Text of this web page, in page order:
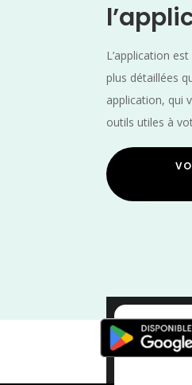
L’application
plus détaillées
application, qui
outils utiles à